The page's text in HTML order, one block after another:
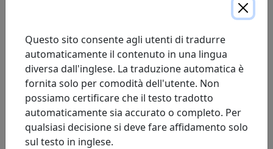
L'ossigenoterapia mi permetterà di
continuare a fumare?
Chi ha diritto al finanziamento per
l'ossigenoterapia tramite il Ministero della
Salute e dell'Assistenza a Lungo Termine
dell'Ontario (MOHLTC)?
Questo sito consente agli utenti di tradurre
automaticamente il contenuto in una lingua
diversa dall'inglese. La traduzione automatica è
fornita solo per comodità dell'utente. Non
possiamo certificare che il testo tradotto
automaticamente sia accurato o completo. Per
qualsiasi decisione si deve fare affidamento solo
sul testo in inglese.